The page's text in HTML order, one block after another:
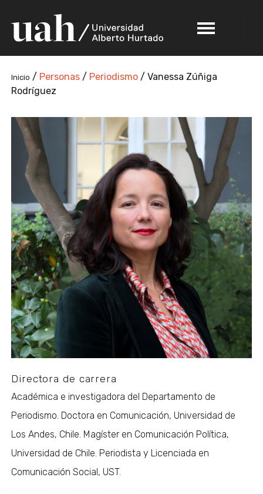
Inicio / Personas / Periodismo /Vanessa Zúñiga
Rodríguez
Directora de carrera
Académica e investigadora del Departamento de
Periodismo. Doctora en Comunicación, Universidad de
Los Andes, Chile. Magíster en Comunicación Política,
Universidad de Chile. Periodista y Licenciada en
Comunicación Social, UST.